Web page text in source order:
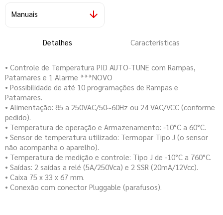
Detalhes Características
Manuais
• Controle de Temperatura PID AUTO-TUNE com Rampas,
Patamares e 1 Alarme ***NOVO
• Possibilidade de até 10 programações de Rampas e
Patamares.
• Alimentação: 85 a 250VAC/50~60Hz ou 24 VAC/VCC (conforme
pedido).
• Temperatura de operação e Armazenamento: -10°C a 60°C.
• Sensor de temperatura utilizado: Termopar Tipo J (o sensor
não acompanha o aparelho).
• Temperatura de medição e controle: Tipo J de -10°C a 760°C.
• Saídas: 2 saídas a relé (5A/250Vca) e 2 SSR (20mA/12Vcc).
• Caixa 75 x 33 x 67 mm.
• Conexão com conector Pluggable (parafusos).